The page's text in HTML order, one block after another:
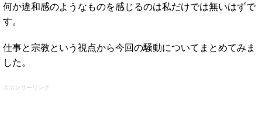
何か違和感のようなものを感じるのは私だけでは無いはずで
す。
仕事と宗教という視点から今回の騒動についてまとめてみま
した。
スポンサーリンク